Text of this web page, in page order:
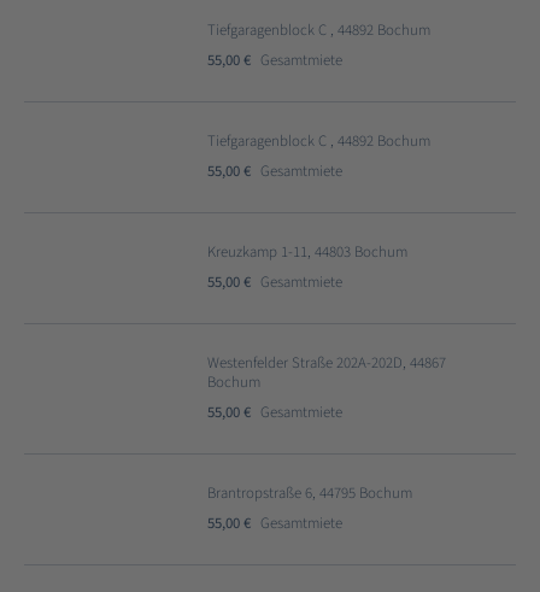
Tiefgaragenblock C , 44892 Bochum
55,00 € Gesamtmiete
Tiefgaragenblock C , 44892 Bochum
55,00 € Gesamtmiete
Kreuzkamp 1-11, 44803 Bochum
55,00 € Gesamtmiete
Westenfelder Straße 202A-202D, 44867
Bochum
55,00 € Gesamtmiete
Brantropstraße 6, 44795 Bochum
55,00 € Gesamtmiete